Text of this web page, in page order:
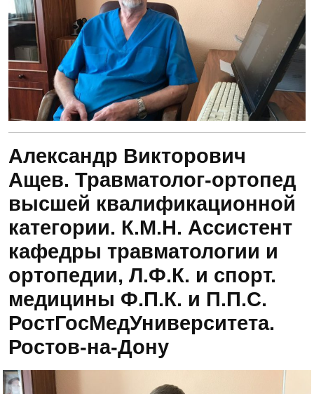
Александр Викторович
Ащев. Травматолог-ортопед
высшей квалификационной
категории. К.М.Н. Ассистент
кафедры травматологии и
ортопедии, Л.Ф.К. и спорт.
медицины Ф.П.К. и П.П.С.
РостГосМедУниверситета.
Ростов-на-Дону